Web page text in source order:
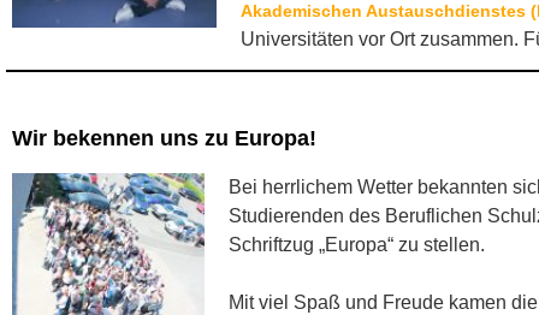
Akademischen Austauschdienstes
Universitäten vor Ort zusammen.
Wir bekennen uns zu Europa!
Bei herrlichem Wetter bekannten
Studierenden des Beruflichen
Schriftzug „Europa“ zu stellen.
Mit viel Spaß und Freude kamen